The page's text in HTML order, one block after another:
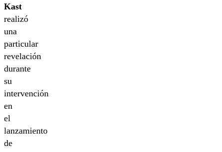
Kast
realizó
una
particular
revelación
durante
su
intervención
en
el
lanzamiento
de